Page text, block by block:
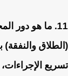
11. ما هو دور
(الطلاق والنفقة)
تسريع